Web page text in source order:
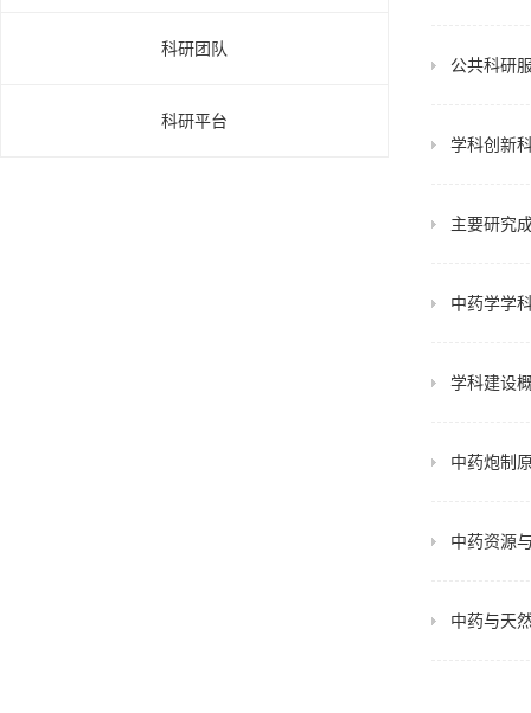
科研团队
科研平台
公共科研
学科创新
主要研究
中药学学
学科建设
中药炮制
中药资源
中药与天